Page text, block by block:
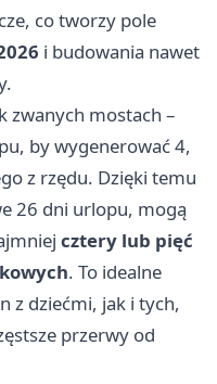
co tworzy pole
i budowania nawet
zwanych mostach –
by wygenerować 4,
z rzędu. Dzięki temu
26 dni urlopu, mogą
cztery lub pięć
. To idealne
z dziećmi, jak i tych,
przerwy od